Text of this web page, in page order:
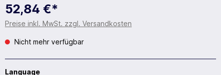
52,84 €*
Preise inkl. MwSt. zzgl. Versandkosten
Nicht mehr verfügbar
Language